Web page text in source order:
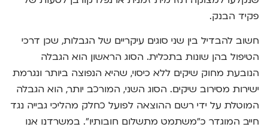
פקיד הבנק.
חשוב להבדיל בין שני סוגים עיקריים של הגבלות, שכן דרכי
הטיפול בהן שונות בתכלית. הסוג הראשון הוא הגבלה
הנובעת מחוק שיקים ללא כיסוי, שהיא הנפוצה ביותר ונגרמת
ישירות מסירוב שיקים. הסוג השני, המורכב יותר, הוא הגבלה
המוטלת על ידי רשם ההוצאה לפועל כחלק מהליכי גבייה נגד
חייב המוגדר כ"משתמט מתשלום חובותיו". במשרדנו אנו